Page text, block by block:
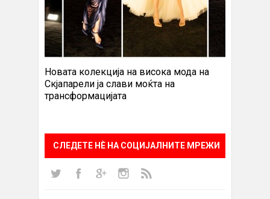
Новата колекција на висока мода на
Скјапарели ја слави моќта на
трансформацијата
СЛЕДЕТЕ НÈ НА СОЦИЈАЛНИТЕ МРЕЖИ